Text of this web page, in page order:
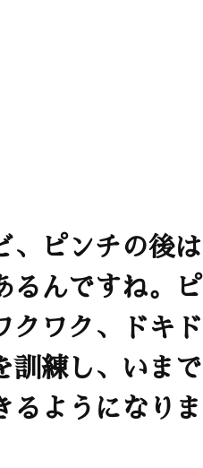
、ピンチの後は
るんですね。ピ
クワク、ドキド
訓練し、いまで
るようになりま